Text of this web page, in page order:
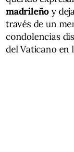
madrileño y
través de un
condolencias
del Vaticano en